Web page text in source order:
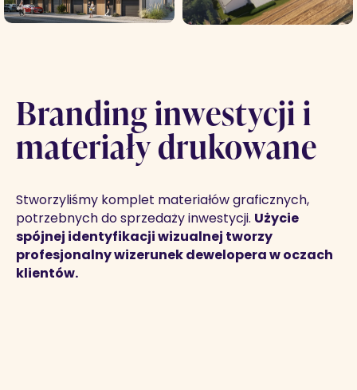
Branding inwestycji i
materiały drukowane
Stworzyliśmy komplet materiałów graficznych,
potrzebnych do sprzedaży inwestycji. Użycie
spójnej identyfikacji wizualnej tworzy
profesjonalny wizerunek dewelopera w oczach
klientów.